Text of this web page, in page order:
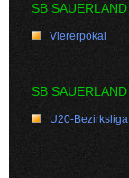
SB SAUERLAND
Viererpokal
SB SAUERLAND
U20-Bezirksliga